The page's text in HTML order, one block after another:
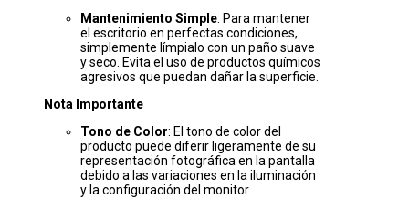
Mantenimiento Simple: Para mantener
el escritorio en perfectas condiciones,
simplemente límpialo con un paño suave
y seco. Evita el uso de productos químicos
agresivos que puedan dañar la superficie.
Nota Importante
Tono de Color: El tono de color del
producto puede diferir ligeramente de su
representación fotográfica en la pantalla
debido a las variaciones en la iluminación
y la configuración del monitor.